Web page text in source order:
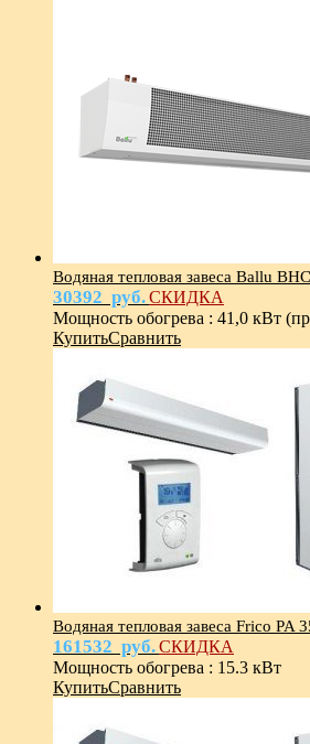
Водяная тепловая завеса Ballu
30392 руб.СКИДКА
Мощность обогрева : 41,0 кВт
КупитьСравнить
Водяная тепловая завеса Frico PA
161532 руб.СКИДКА
Мощность обогрева : 15.3 кВт
КупитьСравнить